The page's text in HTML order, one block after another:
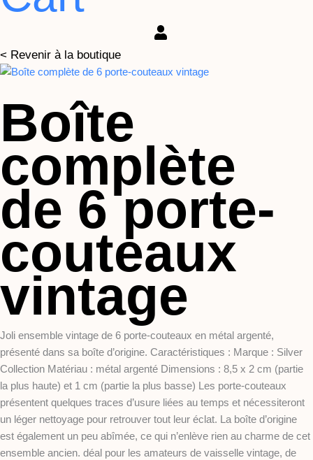
< Revenir à la boutique
Boîte
complète
de 6 porte-
couteaux
vintage
Joli ensemble vintage de 6 porte-couteaux en métal argenté,
présenté dans sa boîte d’origine. Caractéristiques : Marque : Silver
Collection Matériau : métal argenté Dimensions : 8,5 x 2 cm (partie
la plus haute) et 1 cm (partie la plus basse) Les porte-couteaux
présentent quelques traces d’usure liées au temps et nécessiteront
un léger nettoyage pour retrouver tout leur éclat. La boîte d’origine
est également un peu abîmée, ce qui n’enlève rien au charme de cet
ensemble ancien. déal pour les amateurs de vaisselle vintage, de